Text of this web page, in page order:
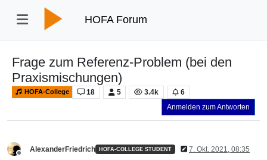
HOFA Forum
Frage zum Referenz-Problem (bei den
Praxismischungen)
HOFA-College 18 5 3.4k
6
Anmelden zum Antworten
AlexanderFriedrich HOFA-COLLEGE STUDENT 7. Okt. 2021, 08:35